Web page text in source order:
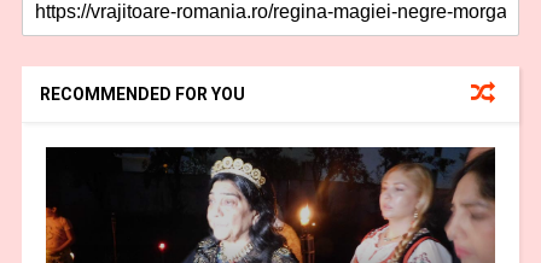
RECOMMENDED FOR YOU